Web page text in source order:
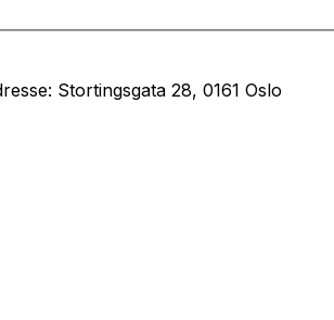
Stortingsgata 28, 0161 Oslo